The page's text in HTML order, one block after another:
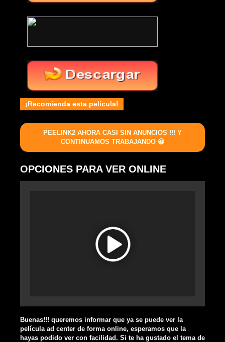
¡Recomienda esta película!
PEELINK2 AHORA CASI SIN ANUNCIOS !!! Y
CONTINUAMOS TRABAJANDO 😀
OPCIONES PARA VER ONLINE
Buenas!!! queremos informar que ya se puede ver la
película ad center de forma online, esperamos que la
hayas podido ver con facilidad. Si te ha gustado el tema de